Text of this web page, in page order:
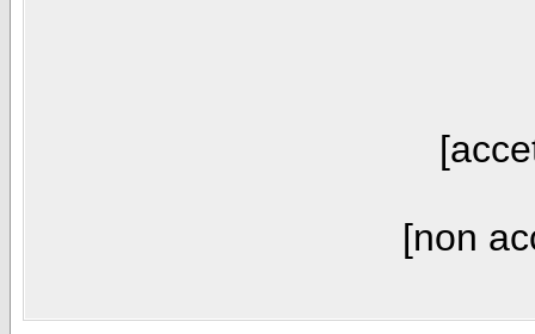
[non